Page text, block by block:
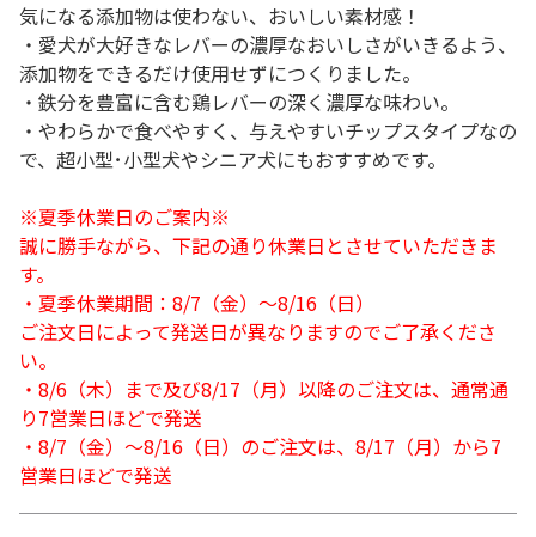
気になる添加物は使わない、おいしい素材感！
・愛犬が大好きなレバーの濃厚なおいしさがいきるよう、
添加物をできるだけ使用せずにつくりました。
・鉄分を豊富に含む鶏レバーの深く濃厚な味わい。
・やわらかで食べやすく、与えやすいチップスタイプなの
で、超小型･小型犬やシニア犬にもおすすめです。
※夏季休業日のご案内※
誠に勝手ながら、下記の通り休業日とさせていただきま
す。
・夏季休業期間：8/7（金）～8/16（日）
ご注文日によって発送日が異なりますのでご了承くださ
い。
・8/6（木）まで及び8/17（月）以降のご注文は、通常通
り7営業日ほどで発送
・8/7（金）～8/16（日）のご注文は、8/17（月）から7
営業日ほどで発送